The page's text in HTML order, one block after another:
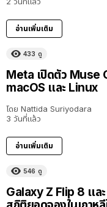
อ่านเพิ่มเติม
433 ดู
Meta เปิดตัว Muse
macOS และ Linux
โดย Nattida Suriyodara
3 วันที่แล้ว
อ่านเพิ่มเติม
546 ดู
Galaxy Z Flip 8 แล